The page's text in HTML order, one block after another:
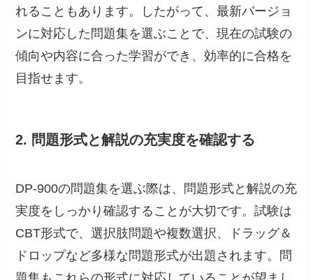
れることもあります。したがって、最新バージョ
ンに対応した問題集を選ぶことで、現在の試験の
傾向や内容に合った学習ができ、効率的に合格を
目指せます。
2. 問題形式と解説の充実度を確認する
DP-900の問題集を選ぶ際は、問題形式と解説の充
実度をしっかり確認することが大切です。試験は
CBT形式で、選択肢問題や複数選択、ドラッグ＆
ドロップなど多様な問題形式が出題されます。問